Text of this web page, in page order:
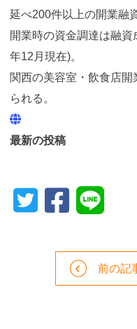
延べ200件以上の開業融
開業時の資金調達は融
年12月現在)。
関西の美容室・飲食店
られる。
最新の投稿
前の記